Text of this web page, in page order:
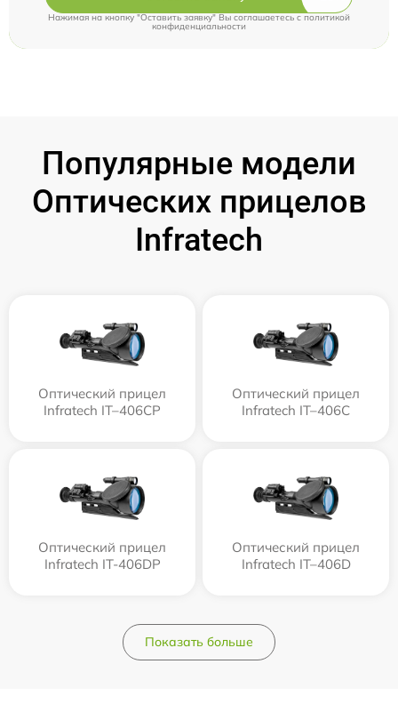
Нажимая на кнопку "Оставить заявку" Вы соглашаетесь cполитикой
конфиденциальности
Популярные модели
Оптических прицелов
Infratech
Оптический прицел
Infratech IT–406СP
Оптический прицел
Infratech IT–406С
Оптический прицел
Infratech IT-406DP
Оптический прицел
Infratech IT–406D
Показать больше